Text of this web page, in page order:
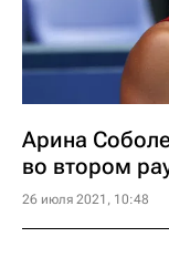
Арина
во втором
26 июля 2021, 10:48